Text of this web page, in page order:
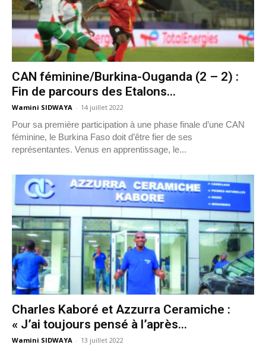
CAN féminine/Burkina-Ouganda (2 – 2) :
Fin de parcours des Etalons...
Wamini SIDWAYA - 14 juillet 2022
Pour sa première participation à une phase finale d’une CAN
féminine, le Burkina Faso doit d’être fier de ses
représentantes. Venus en apprentissage, le...
Charles Kaboré et Azzurra Ceramiche :
« J’ai toujours pensé à l’après...
Wamini SIDWAYA - 13 juillet 2022